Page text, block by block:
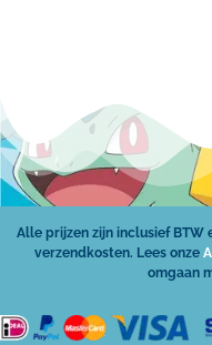
Alle prijzen zijn inclusief BTW
verzendkosten. Lees onze
omgaan